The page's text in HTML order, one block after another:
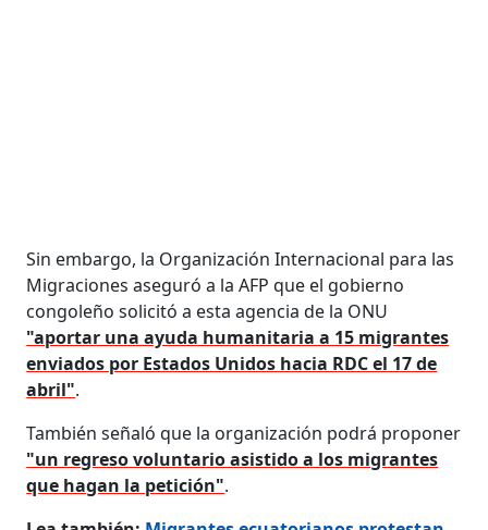
Sin embargo, la Organización Internacional para las
Migraciones aseguró a la AFP que el gobierno
congoleño solicitó a esta agencia de la ONU
"aportar una ayuda humanitaria a 15 migrantes
enviados por Estados Unidos hacia RDC el 17 de
abril".
También señaló que la organización podrá proponer
"un regreso voluntario asistido a los migrantes
que hagan la petición".